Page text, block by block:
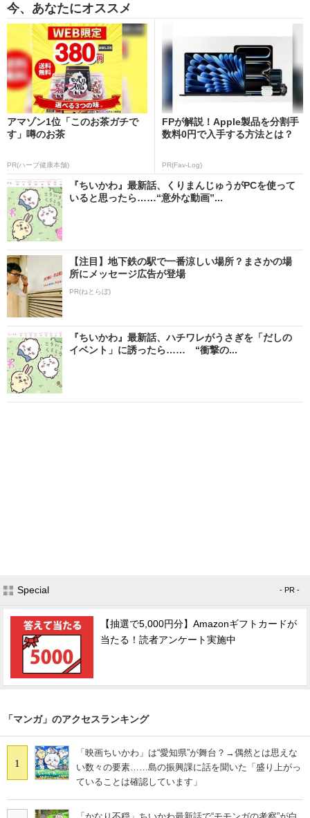
今、あなたにオススメ
アマゾン1位「このお茶ガチで
す」噂のお茶
PR(ハーブ健康本舗)
FPが解説！Apple製品を分割手
数料0円で入手する方法とは？
PR(Fav-Log)
『ちいかわ』最新話、くりまんじゅうがPCを使って
いると思ったら……“意外な動画”...
【注目】地下鉄の駅で一番涼しい場所？まさかの場
所にメッセージ広告が登場
PR(ねとらぼ)
『ちいかわ』最新話、ハチワレがうさぎを「だしの
イベント」に誘ったら…… “衝撃の...
Special - PR -
【抽選で5,000円分】Amazonギフトカードが
当たる！読者アンケート実施中
「マンガ」のアクセスランキング
1
「映画ちいかわ」は“愛知県”が舞台？→偶然とは思えな
い数々の要素……島の振興課に話を聞いた「盛り上がっ
ていることは確認しています」